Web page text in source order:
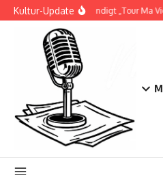
Zum Inhalt springen
Kultur-UpdateDoja Cat kündigt „Tour Ma Vie